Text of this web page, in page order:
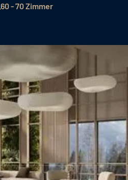
60 - 70 Zimmer